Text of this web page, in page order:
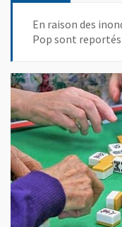
En raison des
Pop sont